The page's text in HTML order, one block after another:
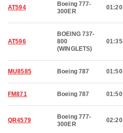
AT594
Boeing 777-
300ER
01:20
AT596
BOEING 737-
800
(WINGLETS)
01:35
MU8585 Boeing 787 01:50
FM871 Boeing 787 01:50
QR4579
Boeing 777-
300ER
02:20